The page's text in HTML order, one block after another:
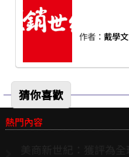
作者： 戴學文
猜你喜歡
熱門內容